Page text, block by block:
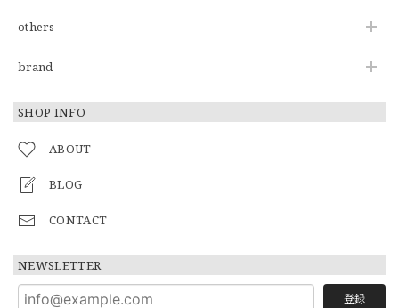
others
brand
SHOP INFO
ABOUT
BLOG
CONTACT
NEWSLETTER
登録